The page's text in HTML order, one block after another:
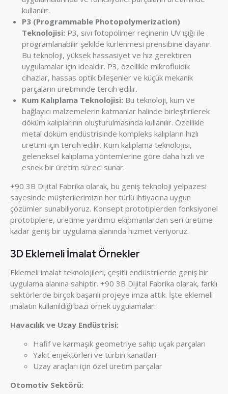
kullanılır.
P3 (Programmable Photopolymerization)
Teknolojisi: P3, sıvı fotopolimer reçinenin UV ışığı ile
programlanabilir şekilde kürlenmesi prensibine dayanır.
Bu teknoloji, yüksek hassasiyet ve hız gerektiren
uygulamalar için idealdir. P3, özellikle mikrofluidik
cihazlar, hassas optik bileşenler ve küçük mekanik
parçaların üretiminde tercih edilir.
Kum Kalıplama Teknolojisi: Bu teknoloji, kum ve
bağlayıcı malzemelerin katmanlar halinde birleştirilerek
döküm kalıplarının oluşturulmasında kullanılır. Özellikle
metal döküm endüstrisinde kompleks kalıpların hızlı
üretimi için tercih edilir. Kum kalıplama teknolojisi,
geleneksel kalıplama yöntemlerine göre daha hızlı ve
esnek bir üretim süreci sunar.
+90 3B Dijital Fabrika olarak, bu geniş teknoloji yelpazesi
sayesinde müşterilerimizin her türlü ihtiyacına uygun
çözümler sunabiliyoruz. Konsept prototiplerden fonksiyonel
prototiplere, üretime yardımcı ekipmanlardan seri üretime
kadar geniş bir uygulama alanında hizmet veriyoruz.
3D Eklemeli İmalat Örnekler
Eklemeli imalat teknolojileri, çeşitli endüstrilerde geniş bir
uygulama alanına sahiptir. +90 3B Dijital Fabrika olarak, farklı
sektörlerde birçok başarılı projeye imza attık. İşte eklemeli
imalatın kullanıldığı bazı örnek uygulamalar:
Havacılık ve Uzay Endüstrisi:
Hafif ve karmaşık geometriye sahip uçak parçaları
Yakıt enjektörleri ve türbin kanatları
Uzay araçları için özel üretim parçalar
Otomotiv Sektörü: